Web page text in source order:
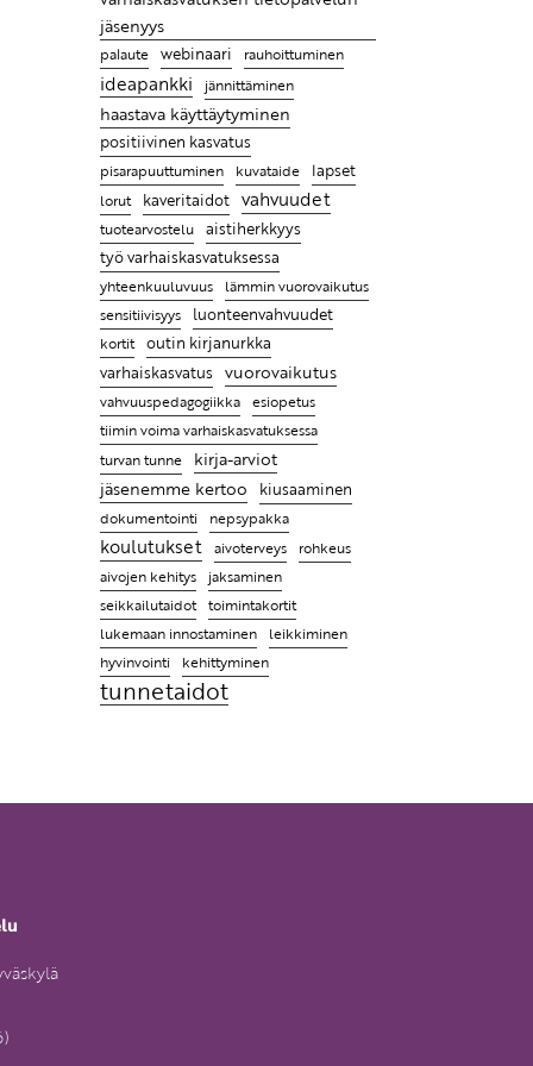
Entä jos lapsen hyvän kasvun
juuret ovat tiimissäsi?
Leikin lomassa on luontevaa
harjoitella uusia taitoja
Ratkaisujen muistitaulu
Lasten kanssa jokainen päivä
on erilainen ja se tekeekin
työstä mielenkiintoista
Ammattikirjat auttavat
ymmärtämään, miksi lapsi
käyttäytyy tietyllä tavalla ja
antaa parempia keinoja
kohdata hänet
jäsenyys
palaute webinaari rauhoittuminen
ideapankki jännittäminen
haastava käyttäytyminen
positiivinen kasvatus
pisarapuuttuminen kuvataide lapset
lorut kaveritaidot vahvuudet
tuotearvostelu aistiherkkyys
työ varhaiskasvatuksessa
yhteenkuuluvuus lämmin vuorovaikutus
sensitiivisyys luonteenvahvuudet
kortit outin kirjanurkka
varhaiskasvatus vuorovaikutus
vahvuuspedagogiikka esiopetus
tiimin voima varhaiskasvatuksessa
turvan tunne
kirja-arviot
jäsenemme kertoo kiusaaminen
dokumentointi nepsypakka
koulutukset aivoterveys
rohkeus
aivojen kehitys
jaksaminen
seikkailutaidot toimintakortit
lukemaan innostaminen leikkiminen
hyvinvointi kehittyminen
tunnetaidot